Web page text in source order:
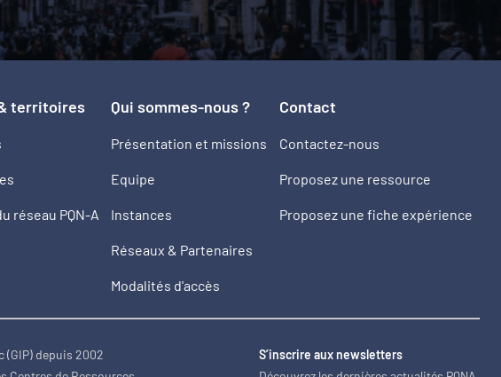
territoires
réseau PQN-A
Qui sommes-nous ?
Présentation et missions
Equipe
Instances
Réseaux & Partenaires
Modalités d'accès
Contact
Contactez-nous
Proposez une ressource
Proposez une fiche expérience
(GIP) depuis 2002
S’inscrire aux newsletters